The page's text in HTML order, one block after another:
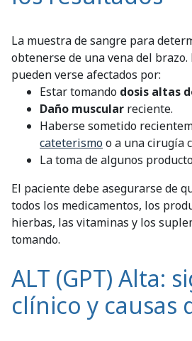
La muestra de sangre para
obtenerse de una vena del
pueden verse afectados por:
Estar tomando dosis altas
Daño muscular reciente.
Haberse sometido
cateterismoo a una cirugía
La toma de algunos
El paciente debe asegurarse de
todos los medicamentos, los
hierbas, las vitaminas y los
tomando.
ALT (GPT) Alta:
clínico y causas